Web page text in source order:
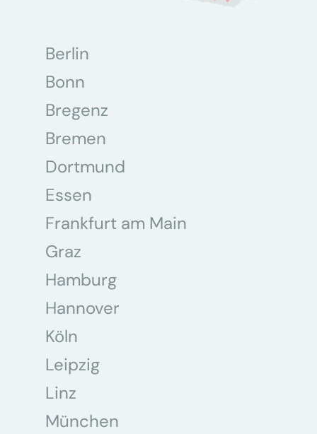
Berlin
Bonn
Bregenz
Bremen
Dortmund
Essen
Frankfurt am Main
Graz
Hamburg
Hannover
Köln
Leipzig
Linz
München